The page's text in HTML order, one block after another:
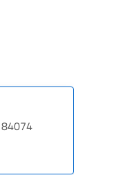
84074